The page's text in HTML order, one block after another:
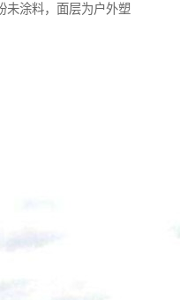
未涂料，面层为户外塑